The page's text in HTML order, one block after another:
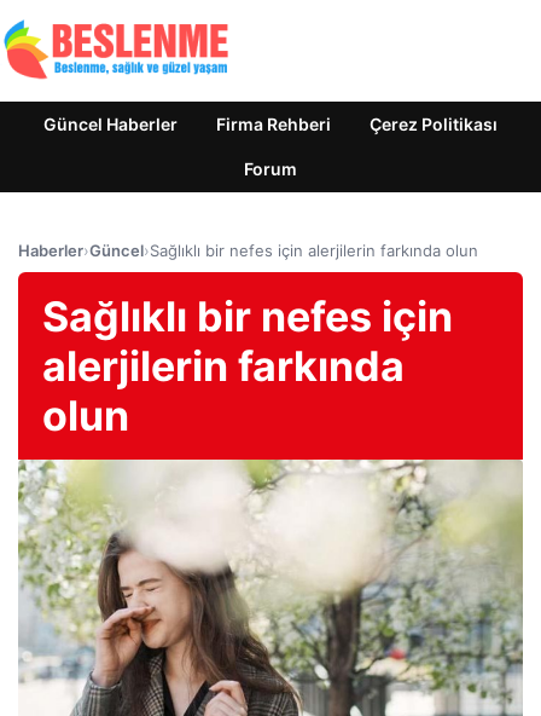
Güncel Haberler Firma Rehberi Çerez Politikası
Forum
Haberler›Güncel›Sağlıklı bir nefes için alerjilerin farkında olun
Sağlıklı bir nefes için
alerjilerin farkında
olun